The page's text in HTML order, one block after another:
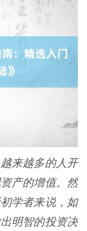
来越多的人开
产的增值。然
学者来说，如
明智的投资决